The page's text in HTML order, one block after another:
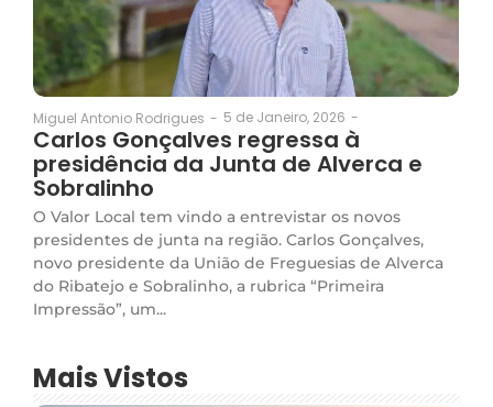
Miguel Antonio Rodrigues - 5 de Janeiro, 2026 -
Carlos Gonçalves regressa à
presidência da Junta de Alverca e
Sobralinho
O Valor Local tem vindo a entrevistar os novos
presidentes de junta na região. Carlos Gonçalves,
novo presidente da União de Freguesias de Alverca
do Ribatejo e Sobralinho, a rubrica “Primeira
Impressão”, um...
Mais Vistos